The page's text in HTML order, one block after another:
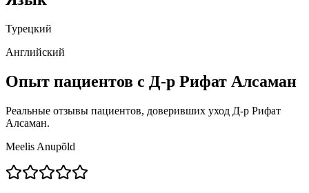
Турецкий
Английский
Опыт пациентов с Д-р Рифат Алсаман
Реальные отзывы пациентов, доверивших уход Д-р Рифат
Алсаман.
Meelis Anupõld